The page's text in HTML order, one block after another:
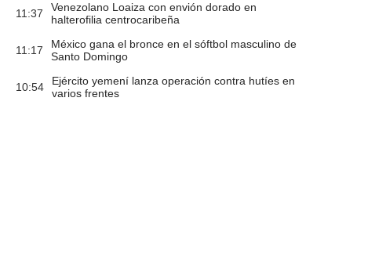
11:37
Venezolano Loaiza con envión dorado en
halterofilia centrocaribeña
11:17
México gana el bronce en el sóftbol masculino de
Santo Domingo
10:54
Ejército yemení lanza operación contra hutíes en
varios frentes